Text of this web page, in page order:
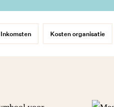
Inkomsten Kosten organisatie